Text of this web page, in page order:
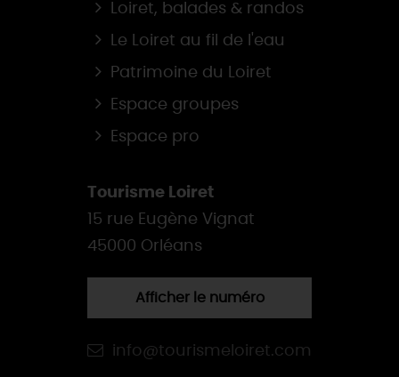
Loiret, balades & randos
Le Loiret au fil de l'eau
Patrimoine du Loiret
Espace groupes
Espace pro
Tourisme Loiret
15 rue Eugène Vignat
45000 Orléans
Afficher le numéro
info@tourismeloiret.com